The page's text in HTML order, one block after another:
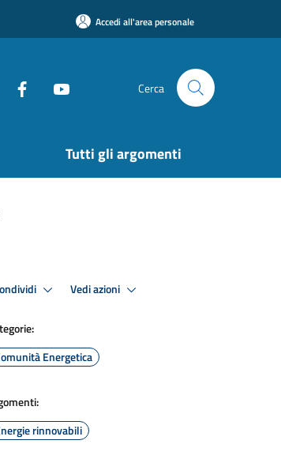
Accedi all'area personale
Cerca
Tutti gli argomenti
Vedi azioni
Energetica
rinnovabili